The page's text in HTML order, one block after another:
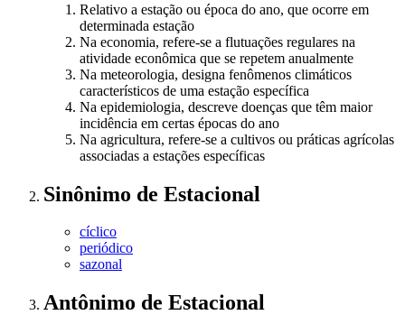
Relativo a estação ou época do ano, que ocorre em
determinada estação
Na economia, refere-se a flutuações regulares na
atividade econômica que se repetem anualmente
Na meteorologia, designa fenômenos climáticos
característicos de uma estação específica
Na epidemiologia, descreve doenças que têm maior
incidência em certas épocas do ano
Na agricultura, refere-se a cultivos ou práticas agrícolas
associadas a estações específicas
Sinônimo de Estacional
cíclico
periódico
sazonal
Antônimo de Estacional